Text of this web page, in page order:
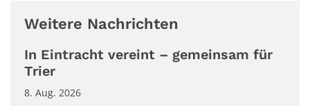
Weitere Nachrichten
In Eintracht vereint – gemeinsam für
Trier
8. Aug. 2026